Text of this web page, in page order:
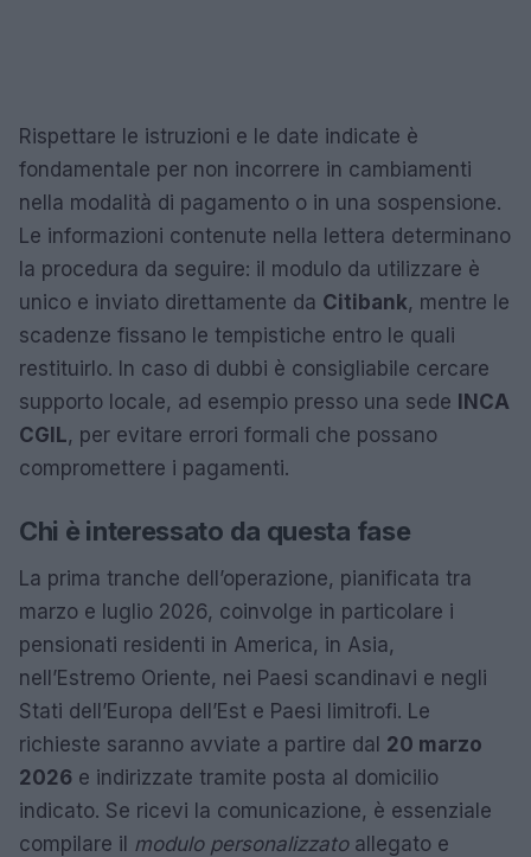
Rispettare le istruzioni e le date indicate è
fondamentale per non incorrere in cambiamenti
nella modalità di pagamento o in una sospensione.
Le informazioni contenute nella lettera determinano
la procedura da seguire: il modulo da utilizzare è
unico e inviato direttamente da Citibank, mentre le
scadenze fissano le tempistiche entro le quali
restituirlo. In caso di dubbi è consigliabile cercare
supporto locale, ad esempio presso una sede INCA
CGIL, per evitare errori formali che possano
compromettere i pagamenti.
Chi è interessato da questa fase
La prima tranche dell’operazione, pianificata tra
marzo e luglio 2026, coinvolge in particolare i
pensionati residenti in America, in Asia,
nell’Estremo Oriente, nei Paesi scandinavi e negli
Stati dell’Europa dell’Est e Paesi limitrofi. Le
richieste saranno avviate a partire dal 20 marzo
2026 e indirizzate tramite posta al domicilio
indicato. Se ricevi la comunicazione, è essenziale
compilare il modulo personalizzatoallegato e